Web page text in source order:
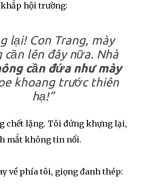
hội trường:
lại! Con Trang, mày
cần lên đây nữa. Nhà
cần đứa như mày
khoang trước thiên
hạ!”
chết lặng. Tôi đứng khựng lại,
mắt không tin nổi.
về phía tôi, giọng đanh thép: